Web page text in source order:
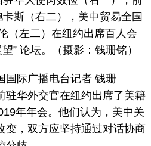
斯（右二），美中贸易全国
（左二）在纽约出席百人会
” 论坛。（摄影：钱珊铭）
际广播电台记者 钱珊
驻华外交官在纽约出席了美籍
年年会。他们认为，美中关
变，双方应坚持通过对话协商